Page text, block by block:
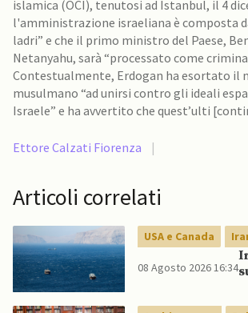
islamica (OCI), tenutosi ad Istanbul, il 4
l'amministrazione israeliana è composta
ladri” e che il primo ministro del Paese,
Netanyahu, sarà “processato come
Contestualmente, Erdogan ha esortato il
musulmano “ad unirsi contro gli ideali
Israele” e ha avvertito che quest’ulti
Ettore Calzati Fiorenza |
Articoli correlati
USA e Canada
08 Agosto 2026 16:34